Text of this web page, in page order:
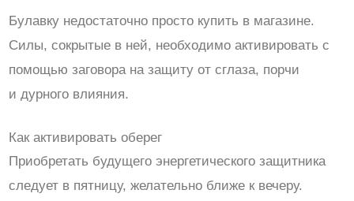
Булавку недостаточно просто купить в магазине.
Силы, сокрытые в ней, необходимо активировать с
помощью заговора на защиту от сглаза, порчи
и дурного влияния.
Как активировать оберег
Приобретать будущего энергетического защитника
следует в пятницу, желательно ближе к вечеру.